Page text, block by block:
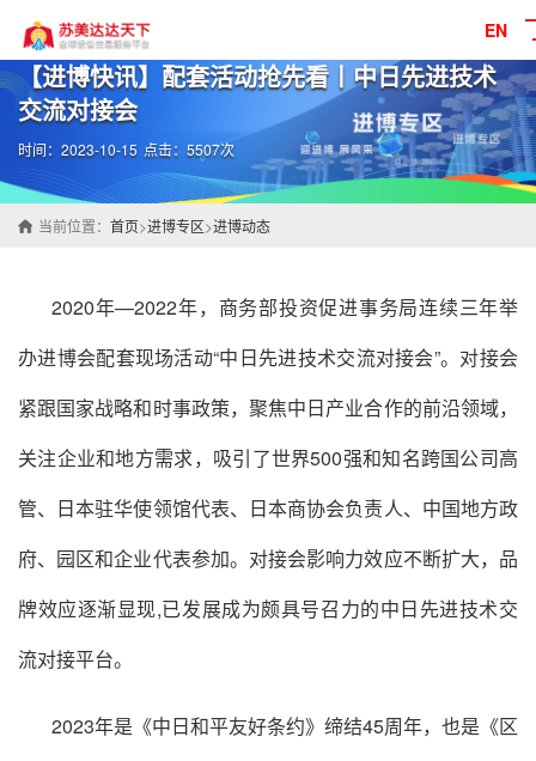
EN
【进博快讯】配套活动抢先看丨中日先进技术
交流对接会
时间：2023-10-15 点击：5507次
当前位置： 首页>进博专区>进博动态
2020年—2022年，商务部投资促进事务局连续三年举
办进博会配套现场活动“中日先进技术交流对接会”。对接会
紧跟国家战略和时事政策，聚焦中日产业合作的前沿领域，
关注企业和地方需求，吸引了世界500强和知名跨国公司高
管、日本驻华使领馆代表、日本商协会负责人、中国地方政
府、园区和企业代表参加。对接会影响力效应不断扩大，品
牌效应逐渐显现,已发展成为颇具号召力的中日先进技术交
流对接平台。
2023年是《中日和平友好条约》缔结45周年，也是《区